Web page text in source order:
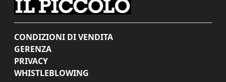
CONDIZIONI DI VENDITA
GERENZA
PRIVACY
WHISTLEBLOWING